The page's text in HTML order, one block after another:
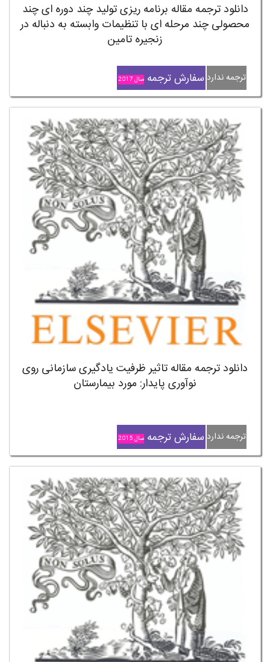
دانلود ترجمه مقاله برنامه ریزی تولید چند دوره ای چند
محصولی چند مرحله ای با تنظیمات وابسته به دنباله در
زنجیره تامین
ترجمه ندارد سفارش ترجمه سال 2017
دانلود ترجمه مقاله تاثیر ظرفیت یادگیری سازمانی روی
نوآوری پایدار: مورد بیمارستان
ترجمه ندارد سفارش ترجمه سال 2015